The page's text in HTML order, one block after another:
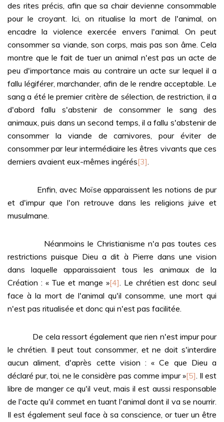
des rites précis, afin que sa chair devienne consommable
pour le croyant. Ici, on ritualise la mort de l'animal, on
encadre la violence exercée envers l'animal. On peut
consommer sa viande, son corps, mais pas son âme. Cela
montre que le fait de tuer un animal n'est pas un acte de
peu d'importance mais au contraire un acte sur lequel il a
fallu légiférer, marchander, afin de le rendre acceptable. Le
sang a été le premier critère de sélection, de restriction, il a
d'abord fallu s'abstenir de consommer le sang des
animaux, puis dans un second temps, il a fallu s'abstenir de
consommer la viande de carnivores, pour éviter de
consommer par leur intermédiaire les êtres vivants que ces
derniers avaient eux-mêmes ingérés[3].
Enfin, avec Moïse apparaissent les notions de pur
et d'impur que l'on retrouve dans les religions juive et
musulmane.
Néanmoins le Christianisme n'a pas toutes ces
restrictions puisque Dieu a dit à Pierre dans une vision
dans laquelle apparaissaient tous les animaux de la
Création : « Tue et mange »[4]. Le chrétien est donc seul
face à la mort de l'animal qu'il consomme, une mort qui
n'est pas ritualisée et donc qui n'est pas facilitée.
De cela ressort également que rien n'est impur pour
le chrétien. Il peut tout consommer, et ne doit s'interdire
aucun aliment, d'après cette vision : « Ce que Dieu a
déclaré pur, toi, ne le considère pas comme impur »[5]. Il est
libre de manger ce qu'il veut, mais il est aussi responsable
de l'acte qu'il commet en tuant l'animal dont il va se nourrir.
Il est également seul face à sa conscience, or tuer un être